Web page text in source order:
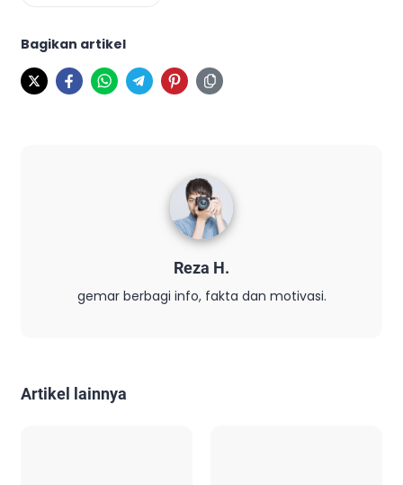
Bagikan artikel
Reza H.
gemar berbagi info, fakta dan motivasi.
Artikel lainnya